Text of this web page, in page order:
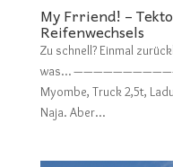
My Frriend! –
Reifenwechsels
Zu schnell? Einmal
was…
Myombe, Truck 2,5t,
Naja. Aber...